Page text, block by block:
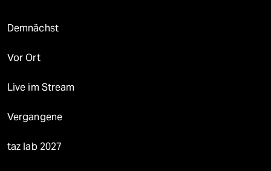
Demnächst
Vor Ort
Live im Stream
Vergangene
taz lab 2027